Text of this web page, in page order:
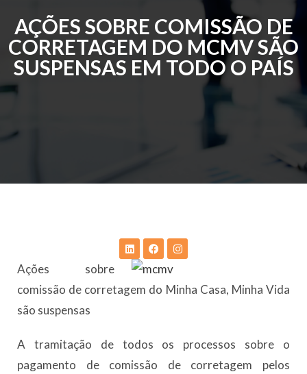
AÇÕES SOBRE COMISSÃO DE
CORRETAGEM DO MCMV SÃO
SUSPENSAS EM TODO O PAÍS
Ações sobre
comissão de corretagem do Minha Casa, Minha Vida
são suspensas
A tramitação de todos os processos sobre o
pagamento de comissão de corretagem pelos